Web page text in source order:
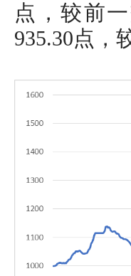
点，较前
935.30点，